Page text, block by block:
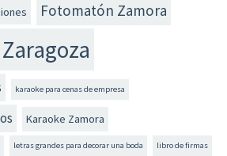
Fotomatón Zamora
karaoke para cenas de empresa
Karaoke Zamora
letras grandes para decorar una boda libro de firmas